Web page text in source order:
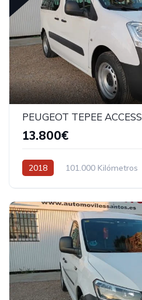
PEUGEOT TEPEE ACCESS
13.800€
2018 101.000 Kilómetros